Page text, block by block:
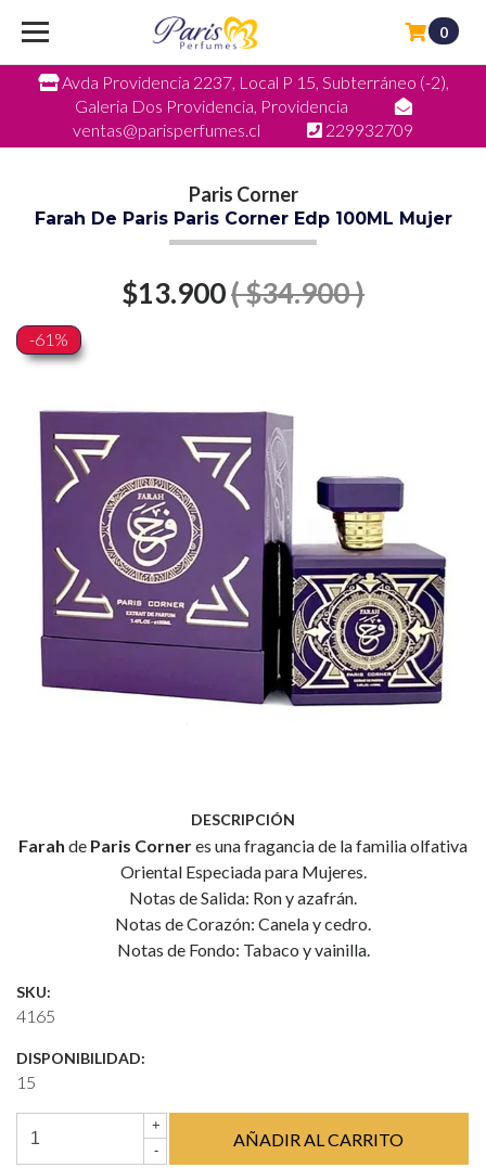
Avda Providencia 2237, Local P 15, Subterráneo (-2),
Galeria Dos Providencia, Providencia
ventas@parisperfumes.cl
229932709
0
Paris Corner
Farah De Paris Paris Corner Edp 100ML Mujer
$13.900( $34.900 )
-61%
DESCRIPCIÓN
Farah de Paris Corneres una fragancia de la familia olfativa
Oriental Especiada para Mujeres.
Notas de Salida: Ron y azafrán.
Notas de Corazón: Canela y cedro.
Notas de Fondo: Tabaco y vainilla.
SKU:
4165
DISPONIBILIDAD:
15
+
-